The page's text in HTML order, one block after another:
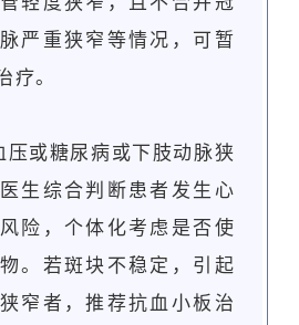
严重狭窄等情况，可暂
疗。
压或糖尿病或下肢动脉狭
生综合判断患者发生心
险，个体化考虑是否使
。若斑块不稳定，引起
窄者，推荐抗血小板治